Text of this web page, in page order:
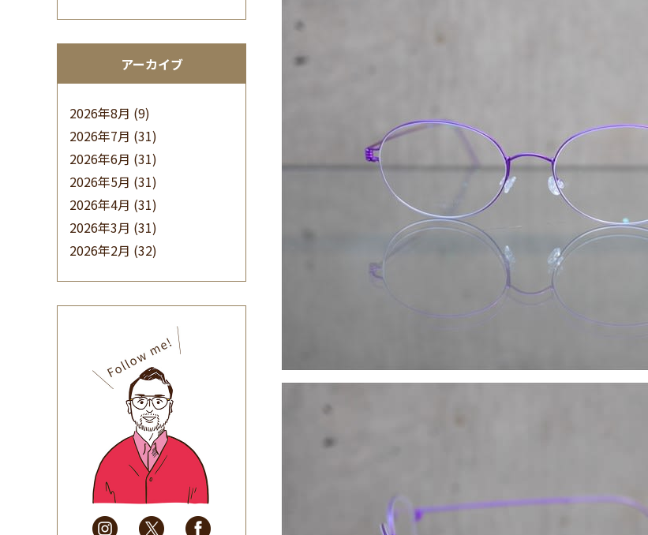
アーカイブ
2026年8月 (9)
2026年7月 (31)
2026年6月 (31)
2026年5月 (31)
2026年4月 (31)
2026年3月 (31)
2026年2月 (32)
(32)
2025年9月(30)
2025年8月(31)
2025年7月(37)
2025年6月(48)
2025年5月
(41)
2025年4月
(32)
2025年3月(31)
2025年2月
(28)